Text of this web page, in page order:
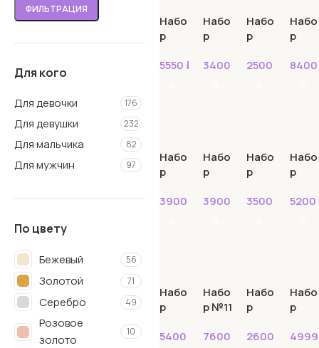
ФИЛЬТРАЦИЯ
Для кого
Для девочки 176
Для девушки 232
Для мальчика 82
Для мужчин 97
По цвету
Бежевый 56
Золотой 71
Серебро 49
Розовое
золото
10
Набо
р
0
5550 ₽
Набо
р
3400
Набо
р
2
2500
Набо
р
3
8400
Набо
р
4
3900
Набо
р
3900
Набо
р
6
3500
Набо
р
7
5200
Набо
р
8
5400
Набо
р №11
7600
Набо
р
2600
Набо
р